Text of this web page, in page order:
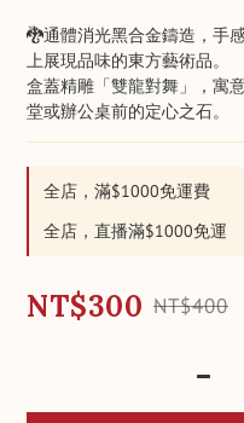
🐉通體消光黑合金鑄造，手
上展現品味的東方藝術品。
盒蓋精雕「雙龍對舞」，寓
堂或辦公桌前的定心之石。
全店，滿$1000免運費
全店，直播滿$1000免運
NT$300 NT$400